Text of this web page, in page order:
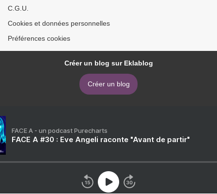
C.G.U.
Cookies et données personnelles
Préférences cookies
Créer un blog sur Eklablog
Créer un blog
FACE A - un podcast Purecharts
FACE A #30 : Eve Angeli raconte "Avant de partir"